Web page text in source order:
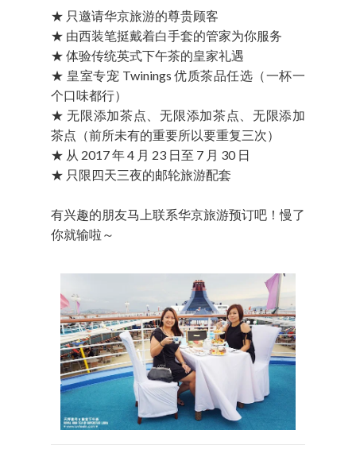
★ 只邀请华京旅游的尊贵顾客
★ 由西装笔挺戴着白手套的管家为你服务
★ 体验传统英式下午茶的皇家礼遇
★ 皇室专宠 Twinings 优质茶品任选（一杯一
个口味都行）
★ 无限添加茶点、无限添加茶点、无限添加
茶点（前所未有的重要所以要重复三次）
★ 从 2017 年 4 月 23 日至 7 月 30 日
★ 只限四天三夜的邮轮旅游配套
有兴趣的朋友马上联系华京旅游预订吧！慢了
你就输啦～